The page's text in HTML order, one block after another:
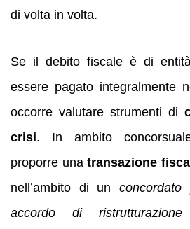
di volta in volta.
Se il debito fiscale è di
essere pagato integralmente
occorre valutare strumenti di
crisi. In ambito
proporre una transazione
nell’ambito di unconcordato
accordo di ristrutturazione